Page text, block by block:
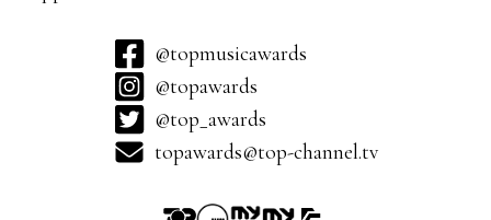
@topmusicawards
@topawards
@top_awards
topawards@top-channel.tv